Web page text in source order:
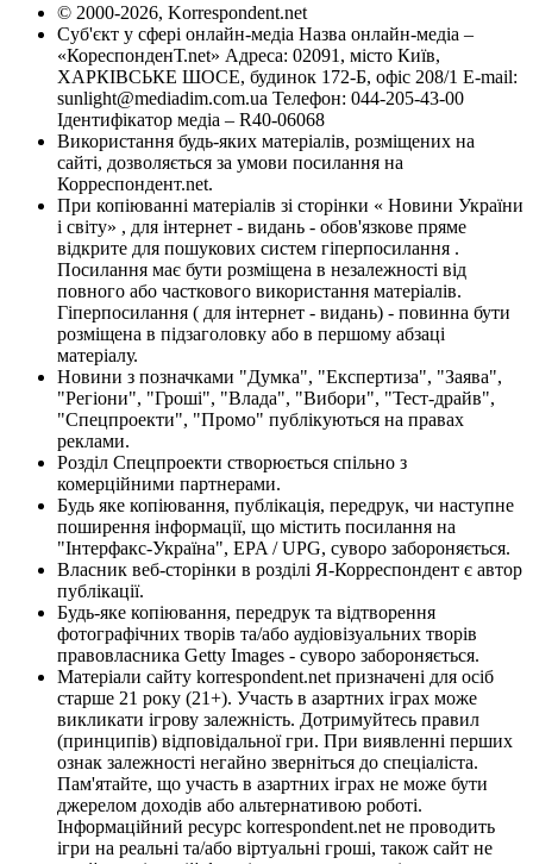
© 2000-2026, Korrespondent.net
Суб'єкт у сфері онлайн-медіа Назва онлайн-медіа –
«КореспонденТ.net» Адреса: 02091, місто Київ,
ХАРКІВСЬКЕ ШОСЕ, будинок 172-Б, офіс 208/1 E-mail:
sunlight@mediadim.com.ua Телефон: 044-205-43-00
Ідентифікатор медіа – R40-06068
Використання будь-яких матеріалів, розміщених на
сайті, дозволяється за умови посилання на
Корреспондент.net.
При копіюванні матеріалів зі сторінки « Новини України
і світу» , для інтернет - видань - обов'язкове пряме
відкрите для пошукових систем гіперпосилання .
Посилання має бути розміщена в незалежності від
повного або часткового використання матеріалів.
Гіперпосилання ( для інтернет - видань) - повинна бути
розміщена в підзаголовку або в першому абзаці
матеріалу.
Новини з позначками "Думка", "Експертиза", "Заява",
"Регіони", "Гроші", "Влада", "Вибори", "Тест-драйв",
"Спецпроекти", "Промо" публікуються на правах
реклами.
Розділ Спецпроекти створюється спільно з
комерційними партнерами.
Будь яке копіювання, публікація, передрук, чи наступне
поширення інформації, що містить посилання на
"Інтерфакс-Україна", EPA / UPG, суворо забороняється.
Власник веб-сторінки в розділі Я-Корреспондент є автор
публікації.
Будь-яке копіювання, передрук та відтворення
фотографічних творів та/або аудіовізуальних творів
правовласника Getty Images - суворо забороняється.
Матеріали сайту korrespondent.net призначені для осіб
старше 21 року (21+). Участь в азартних іграх може
викликати ігрову залежність. Дотримуйтесь правил
(принципів) відповідальної гри. При виявленні перших
ознак залежності негайно зверніться до спеціаліста.
Пам'ятайте, що участь в азартних іграх не може бути
джерелом доходів або альтернативою роботі.
Інформаційний ресурс korrespondent.net не проводить
ігри на реальні та/або віртуальні гроші, також сайт не